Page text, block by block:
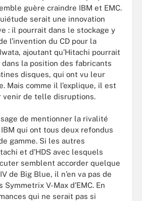
guère craindre IBM et EMC.
serait une innovation
: il pourrait dans le stockage y
l’invention du CD pour la
ajoutant qu’Hitachi pourrait
la position des fabricants
disques, qui ont vu leur
Mais comme il l’explique, il est
venir de telle disruptions.
de mentionner la rivalité
qui ont tous deux refondus
gamme. Si les autres
et d’HDS avec lesquels
semblent accorder quelque
de Big Blue, il n’en va pas de
V-Max d’EMC. En
qui ne serait pas si